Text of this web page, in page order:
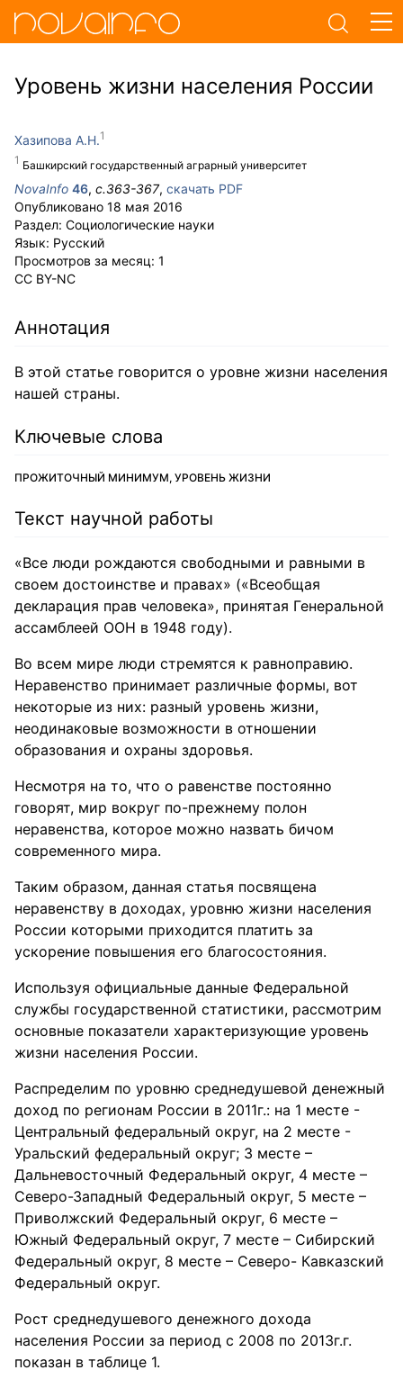
Уровень жизни населения России
Хазипова А.Н.
Башкирский государственный аграрный университет
NovaInfo 46, с.363-367, скачать PDF
Опубликовано 18 мая 2016
Раздел: Социологические науки
Язык: Русский
Просмотров за месяц: 1
CC BY-NC
Аннотация
В этой статье говорится о уровне жизни населения
нашей страны.
Ключевые слова
ПРОЖИТОЧНЫЙ МИНИМУМ, УРОВЕНЬ ЖИЗНИ
Текст научной работы
«Все люди рождаются свободными и равными в
своем достоинстве и правах» («Всеобщая
декларация прав человека», принятая Генеральной
ассамблеей ООН в 1948 году).
Во всем мире люди стремятся к равноправию.
Неравенство принимает различные формы, вот
некоторые из них: разный уровень жизни,
неодинаковые возможности в отношении
образования и охраны здоровья.
Несмотря на то, что о равенстве постоянно
говорят, мир вокруг по-прежнему полон
неравенства, которое можно назвать бичом
современного мира.
Таким образом, данная статья посвящена
неравенству в доходах, уровню жизни населения
России которыми приходится платить за
ускорение повышения его благосостояния.
Используя официальные данные Федеральной
службы государственной статистики, рассмотрим
основные показатели характеризующие уровень
жизни населения России.
Распределим по уровню среднедушевой денежный
доход по регионам России в 2011г.: на 1 месте -
Центральный федеральный округ, на 2 месте -
Уральский федеральный округ; 3 месте –
Дальневосточный Федеральный округ, 4 месте –
Северо-Западный Федеральный округ, 5 месте –
Приволжский Федеральный округ, 6 месте –
Южный Федеральный округ, 7 месте – Сибирский
Федеральный округ, 8 месте – Северо- Кавказский
Федеральный округ.
Рост среднедушевого денежного дохода
населения России за период с 2008 по 2013г.г.
показан в таблице 1.